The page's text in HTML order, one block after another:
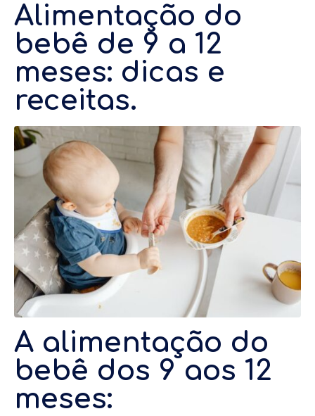
Alimentação do
bebê de 9 a 12
meses: dicas e
receitas.
A alimentação do
bebê dos 9 aos 12
meses: